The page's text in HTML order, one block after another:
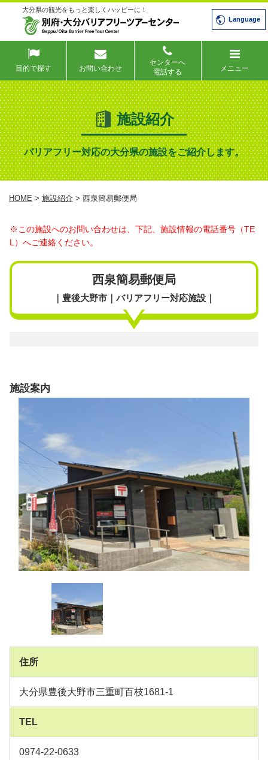
大分県の観光をもっと楽しくハッピーに！
Language
目的で探す お問い合わせ
センターへ
電話する
メニュー
施設紹介
バリアフリー対応の大分県の施設をご紹介します。
HOME > 施設紹介 > 西泉簡易郵便局
※この施設へのお問い合わせは、下記、施設情報の電話番号（TE
L）へご連絡ください。
西泉簡易郵便局
｜豊後大野市｜バリアフリー対応施設｜
施設案内
住所
大分県豊後大野市三重町百枝1681-1
TEL
0974-22-0633